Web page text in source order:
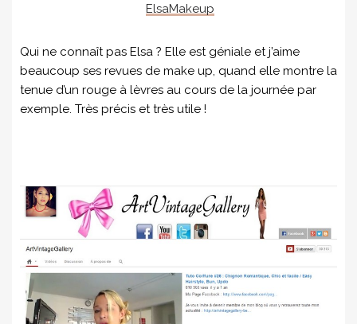
ElsaMakeup
Qui ne connaît pas Elsa ? Elle est géniale et j’aime
beaucoup ses revues de make up, quand elle montre la
tenue d’un rouge à lèvres au cours de la journée par
exemple. Très précis et très utile !